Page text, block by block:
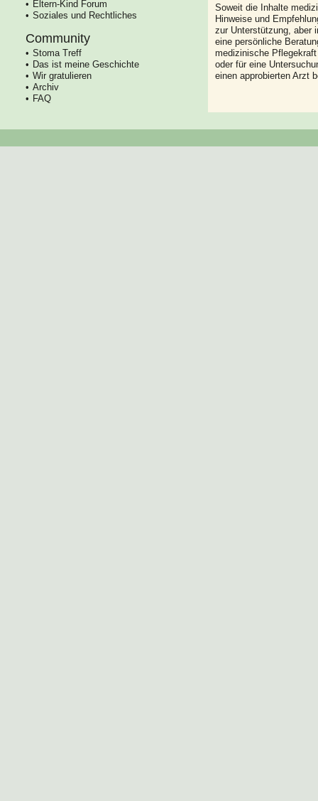
Eltern-Kind Forum
Soziales und Rechtliches
Community
Stoma Treff
Das ist meine Geschichte
Wir gratulieren
Archiv
FAQ
Soweit die Inhalte
Hinweise und
zur Unterstützung, aber
eine persönliche
medizinische
oder für eine
einen approbierten Arzt